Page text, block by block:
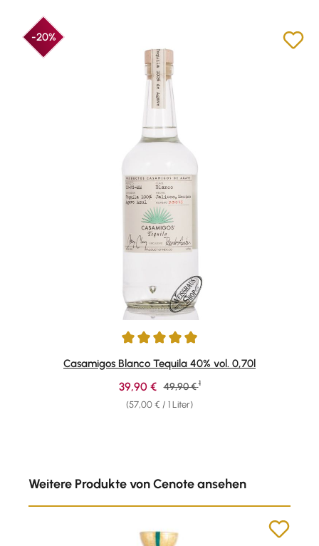
-20%
Durchschnittliche Bewertung von 4.92 von 5 Sternen
Casamigos Blanco Tequila 40% vol. 0,70l
(57,00 € / 1 Liter)
Verkaufspreis:
39,90 € Regulärer Preis:
49,90 € 1
Weitere Produkte von Cenote ansehen